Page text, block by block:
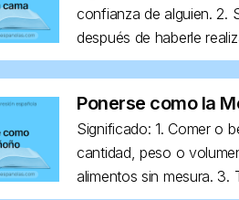
confianza de alguien. 2.
después de haberle
Ponerse como la
Significado: 1. Comer o
cantidad, peso o
alimentos sin mesura. 3.